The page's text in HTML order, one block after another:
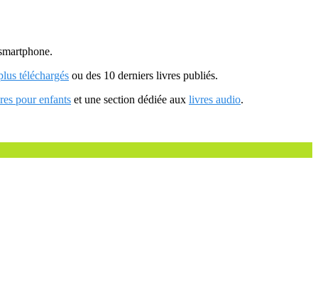
téléchargés ou des 10 derniers livres publiés.
pour enfants et une section dédiée aux livres audio.